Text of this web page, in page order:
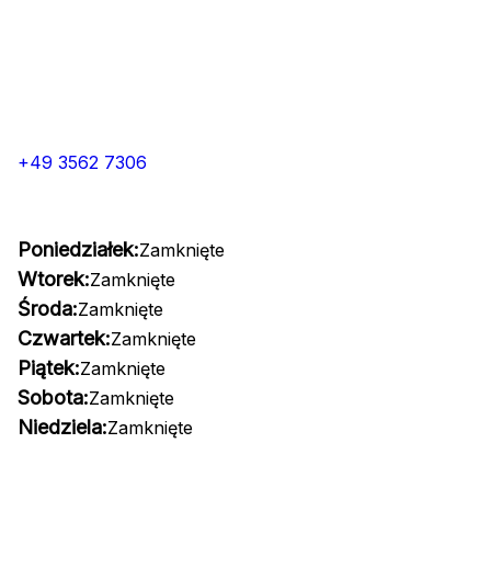
+49 3562 7306
Poniedziałek:Zamknięte
Wtorek:Zamknięte
Środa:Zamknięte
Czwartek:Zamknięte
Piątek:Zamknięte
Sobota:Zamknięte
Niedziela:Zamknięte